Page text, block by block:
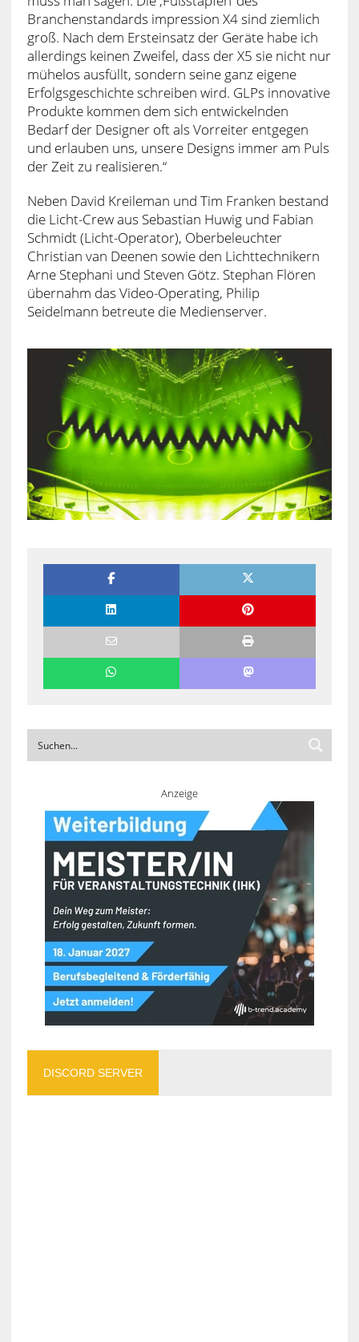
Branchenstandards impression X4 sind ziemlich
groß. Nach dem Ersteinsatz der Geräte habe ich
allerdings keinen Zweifel, dass der X5 sie nicht nur
mühelos ausfüllt, sondern seine ganz eigene
Erfolgsgeschichte schreiben wird. GLPs innovative
Produkte kommen dem sich entwickelnden
Bedarf der Designer oft als Vorreiter entgegen
und erlauben uns, unsere Designs immer am Puls
der Zeit zu realisieren.“
Neben David Kreileman und Tim Franken bestand
die Licht-Crew aus Sebastian Huwig und Fabian
Schmidt (Licht-Operator), Oberbeleuchter
Christian van Deenen sowie den Lichttechnikern
Arne Stephani und Steven Götz. Stephan Flören
übernahm das Video-Operating, Philip
Seidelmann betreute die Medienserver.
Anzeige
DISCORD SERVER